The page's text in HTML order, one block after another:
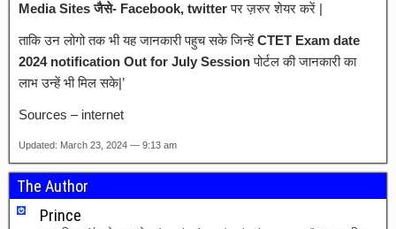
Media Sites जैसे- Facebook, twitterपर ज़रुर शेयर करें |
ताकि उन लोगो तक भी यह जानकारी पहुच सके जिन्हेंCTET Exam date
2024 notification Out for July Sessionपोर्टल की जानकारी का
लाभ उन्हें भी मिल सके|’
Sources – internet
Updated: March 23, 2024 — 9:13 am
The Author
Prince